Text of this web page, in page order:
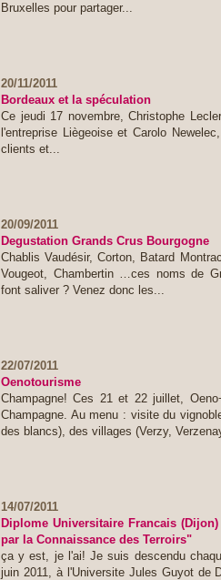
Bruxelles pour partager...
20/11/2011
Bordeaux et la spéculation
Ce jeudi 17 novembre, Christophe
l'entreprise Liègeoise et Carolo
clients et...
20/09/2011
Degustation Grands Crus Bourgogne
Chablis Vaudésir, Corton, Batard
Vougeot, Chambertin …ces noms de
font saliver ? Venez donc les...
22/07/2011
Oenotourisme
Champagne! Ces 21 et 22 juillet,
Champagne. Au menu : visite du
des blancs), des villages (Verzy,
14/07/2011
Diplome Universitaire Francais
par la Connaissance des Terroirs"
ça y est, je l'ai! Je suis descendu
juin 2011, à l'Universite Jules Guyot de